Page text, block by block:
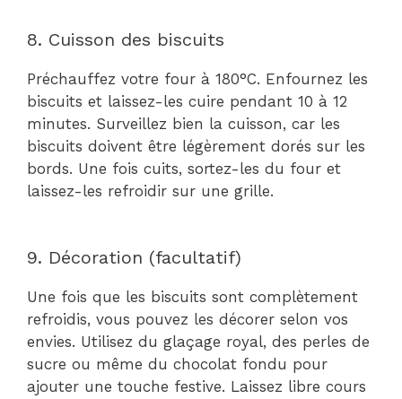
8. Cuisson des biscuits
Préchauffez votre four à 180°C. Enfournez les
biscuits et laissez-les cuire pendant 10 à 12
minutes. Surveillez bien la cuisson, car les
biscuits doivent être légèrement dorés sur les
bords. Une fois cuits, sortez-les du four et
laissez-les refroidir sur une grille.
9. Décoration (facultatif)
Une fois que les biscuits sont complètement
refroidis, vous pouvez les décorer selon vos
envies. Utilisez du glaçage royal, des perles de
sucre ou même du chocolat fondu pour
ajouter une touche festive. Laissez libre cours